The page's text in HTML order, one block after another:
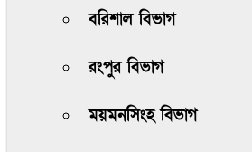
বরিশাল বিভাগ
রংপুর বিভাগ
ময়মনসিংহ বিভাগ